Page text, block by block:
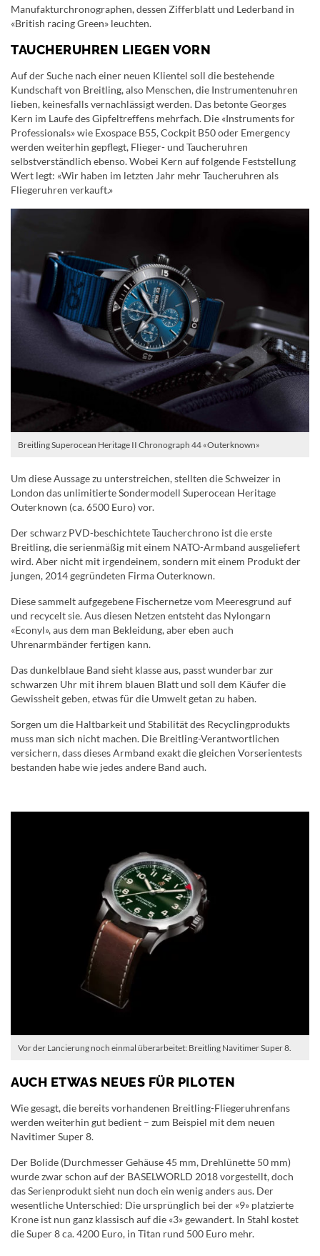
Manufakturchronographen, dessen Zifferblatt und Lederband in
«British racing Green» leuchten.
TAUCHERUHREN LIEGEN VORN
Auf der Suche nach einer neuen Klientel soll die bestehende
Kundschaft von Breitling, also Menschen, die Instrumentenuhren
lieben, keinesfalls vernachlässigt werden. Das betonte Georges
Kern im Laufe des Gipfeltreffens mehrfach. Die «Instruments for
Professionals» wie Exospace B55, Cockpit B50 oder Emergency
werden weiterhin gepflegt, Flieger- und Taucheruhren
selbstverständlich ebenso. Wobei Kern auf folgende Feststellung
Wert legt: «Wir haben im letzten Jahr mehr Taucheruhren als
Fliegeruhren verkauft.»
Breitling Superocean Heritage II Chronograph 44 «Outerknown»
Um diese Aussage zu unterstreichen, stellten die Schweizer in
London das unlimitierte Sondermodell Superocean Heritage
Outerknown (ca. 6500 Euro) vor.
Der schwarz PVD-beschichtete Taucherchrono ist die erste
Breitling, die serienmäßig mit einem NATO-Armband ausgeliefert
wird. Aber nicht mit irgendeinem, sondern mit einem Produkt der
jungen, 2014 gegründeten Firma Outerknown.
Diese sammelt aufgegebene Fischernetze vom Meeresgrund auf
und recycelt sie. Aus diesen Netzen entsteht das Nylongarn
«Econyl», aus dem man Bekleidung, aber eben auch
Uhrenarmbänder fertigen kann.
Das dunkelblaue Band sieht klasse aus, passt wunderbar zur
schwarzen Uhr mit ihrem blauen Blatt und soll dem Käufer die
Gewissheit geben, etwas für die Umwelt getan zu haben.
Sorgen um die Haltbarkeit und Stabilität des Recyclingprodukts
muss man sich nicht machen. Die Breitling-Verantwortlichen
versichern, dass dieses Armband exakt die gleichen Vorserientests
bestanden habe wie jedes andere Band auch.
Vor der Lancierung noch einmal überarbeitet: Breitling Navitimer Super 8.
AUCH ETWAS NEUES FÜR PILOTEN
Wie gesagt, die bereits vorhandenen Breitling-Fliegeruhrenfans
werden weiterhin gut bedient – zum Beispiel mit dem neuen
Navitimer Super 8.
Der Bolide (Durchmesser Gehäuse 45 mm, Drehlünette 50 mm)
wurde zwar schon auf der BASELWORLD 2018 vorgestellt, doch
das Serienprodukt sieht nun doch ein wenig anders aus. Der
wesentliche Unterschied: Die ursprünglich bei der «9» platzierte
Krone ist nun ganz klassisch auf die «3» gewandert. In Stahl kostet
die Super 8 ca. 4200 Euro, in Titan rund 500 Euro mehr.